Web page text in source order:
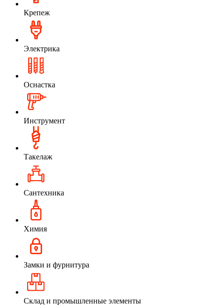
Крепеж
Электрика
Оснастка
Инструмент
Такелаж
Сантехника
Химия
Замки и фурнитура
Склад и промышленные элементы